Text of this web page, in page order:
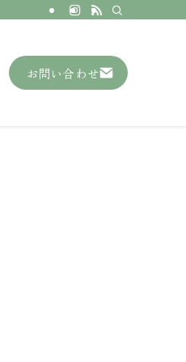
お問い合わせ